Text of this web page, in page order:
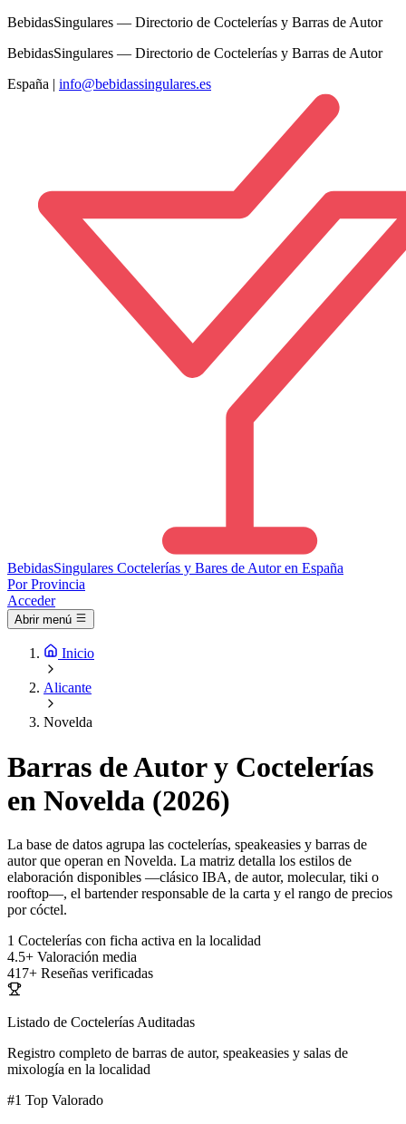
BebidasSingulares — Directorio de Coctelerías y Barras de Autor
BebidasSingulares — Directorio de Coctelerías y Barras de Autor
España | info@bebidassingulares.es
BebidasSingulares Coctelerías y Bares de Autor en España
Por Provincia
Acceder
Abrir menú
Inicio
Alicante
Novelda
Barras de Autor y Coctelerías
en Novelda (2026)
La base de datos agrupa las coctelerías, speakeasies y barras de
autor que operan en Novelda. La matriz detalla los estilos de
elaboración disponibles —clásico IBA, de autor, molecular, tiki o
rooftop—, el bartender responsable de la carta y el rango de precios
por cóctel.
1 Coctelerías con ficha activa en la localidad
4.5+ Valoración media
417+ Reseñas verificadas
Listado de Coctelerías Auditadas
Registro completo de barras de autor, speakeasies y salas de
mixología en la localidad
#1 Top Valorado